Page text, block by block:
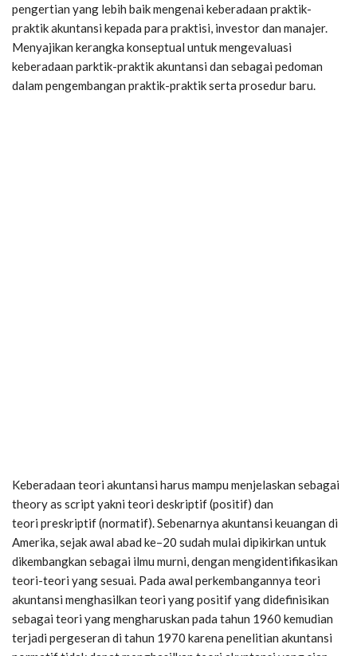
pengertian yang lebih baik mengenai keberadaan praktik-
praktik akuntansi kepada para praktisi, investor dan manajer.
Menyajikan kerangka konseptual untuk mengevaluasi
keberadaan parktik-praktik akuntansi dan sebagai pedoman
dalam pengembangan praktik-praktik serta prosedur baru.
Keberadaan teori akuntansi harus mampu menjelaskan sebagai
theory as script yakni teori deskriptif (positif) dan
teori preskriptif (normatif). Sebenarnya akuntansi keuangan di
Amerika, sejak awal abad ke–20 sudah mulai dipikirkan untuk
dikembangkan sebagai ilmu murni, dengan mengidentifikasikan
teori-teori yang sesuai. Pada awal perkembangannya teori
akuntansi menghasilkan teori yang positif yang didefinisikan
sebagai teori yang mengharuskan pada tahun 1960 kemudian
terjadi pergeseran di tahun 1970 karena penelitian akuntansi